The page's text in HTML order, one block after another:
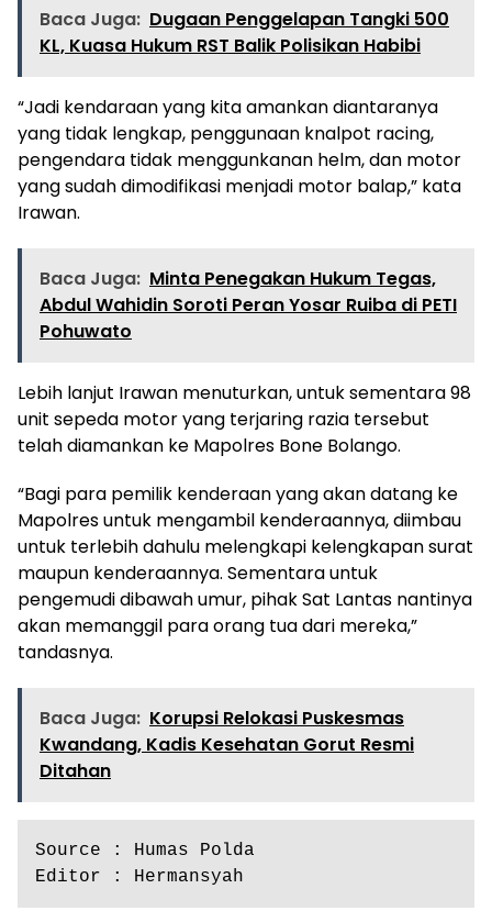
Baca Juga: Dugaan Penggelapan Tangki 500
KL, Kuasa Hukum RST Balik Polisikan Habibi
“Jadi kendaraan yang kita amankan diantaranya
yang tidak lengkap, penggunaan knalpot racing,
pengendara tidak menggunkanan helm, dan motor
yang sudah dimodifikasi menjadi motor balap,” kata
Irawan.
Baca Juga: Minta Penegakan Hukum Tegas,
Abdul Wahidin Soroti Peran Yosar Ruiba di PETI
Pohuwato
Lebih lanjut Irawan menuturkan, untuk sementara 98
unit sepeda motor yang terjaring razia tersebut
telah diamankan ke Mapolres Bone Bolango.
“Bagi para pemilik kenderaan yang akan datang ke
Mapolres untuk mengambil kenderaannya, diimbau
untuk terlebih dahulu melengkapi kelengkapan surat
maupun kenderaannya. Sementara untuk
pengemudi dibawah umur, pihak Sat Lantas nantinya
akan memanggil para orang tua dari mereka,”
tandasnya.
Baca Juga: Korupsi Relokasi Puskesmas
Kwandang, Kadis Kesehatan Gorut Resmi
Ditahan
Source : Humas Polda
Editor : Hermansyah